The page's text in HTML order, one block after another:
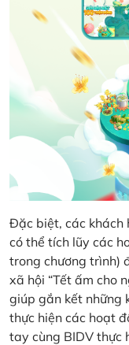
Đặc biệt, các khách
có thể tích lũy các
trong chương trình)
xã hội “Tết ấm cho
giúp gắn kết những
thực hiện các hoạt
tay cùng BIDV thực